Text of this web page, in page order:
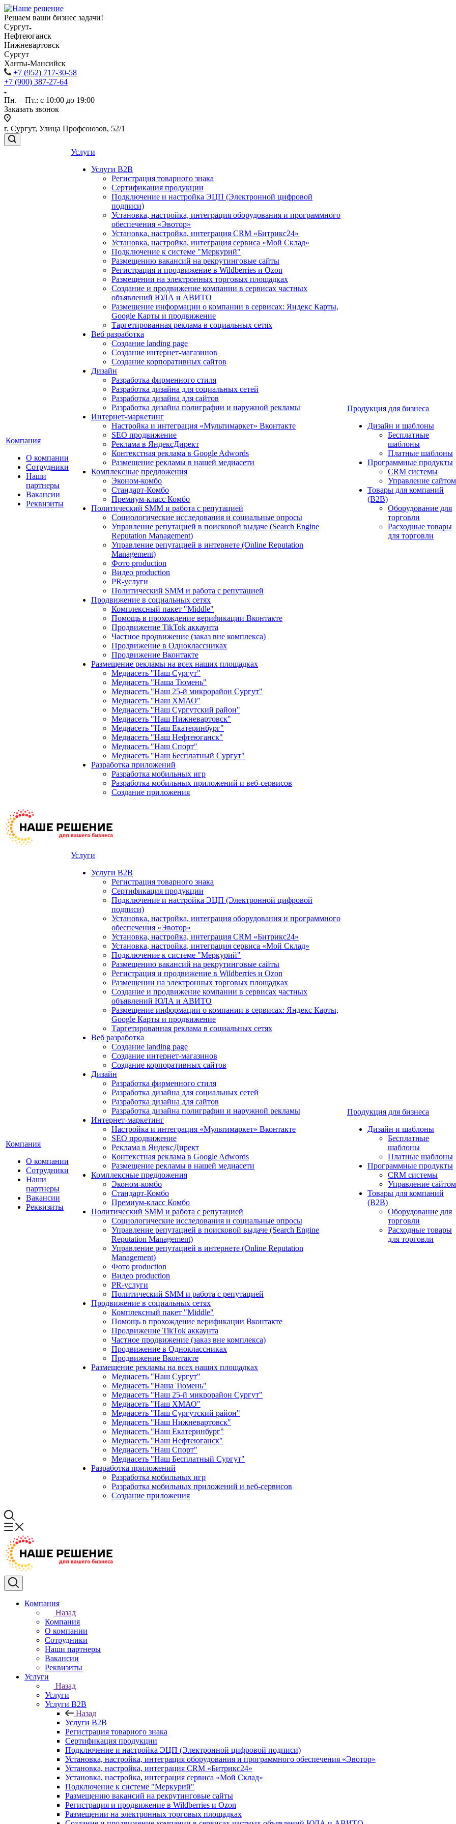
Решаем ваши бизнес задачи!
Сургут
Нефтеюганск
Нижневартовск
Сургут
Ханты-Мансийск
+7 (952) 717-30-58
+7 (900) 387-27-64
Пн. – Пт.: с 10:00 до 19:00
Заказать звонок
г. Сургут, Улица Профсоюзов, 52/1
Компания
О компании
Сотрудники
Наши
партнеры
Вакансии
Реквизиты
Услуги
Услуги B2B
Регистрация товарного знака
Сертификация продукции
Подключение и настройка ЭЦП (Электронной цифровой
подписи)
Установка, настройка, интеграция оборудования и программного
обеспечения «Эвотор»
Установка, настройка, интеграция CRM «Битрикс24»
Установка, настройка, интеграция сервиса «Мой Склад»
Подключение к системе "Меркурий"
Размещению вакансий на рекрутинговые сайты
Регистрация и продвижение в Wildberries и Ozon
Размещении на электронных торговых площадках
Создание и продвижение компании в сервисах частных
объявлений ЮЛА и АВИТО
Размещение информации о компании в сервисах: Яндекс Карты,
Google Карты и продвижение
Таргетированная реклама в социальных сетях
Веб разработка
Создание landing page
Создание интернет-магазинов
Создание корпоративных сайтов
Дизайн
Разработка фирменного стиля
Разработка дизайна для социальных сетей
Разработка дизайна для сайтов
Разработка дизайна полиграфии и наружной рекламы
Интернет-маркетинг
Настройка и интеграция «Мультимаркет» Вконтакте
SEO продвижение
Реклама в ЯндексДирект
Контекстная реклама в Google Adwords
Размещение рекламы в нашей медиасети
Комплексные предложения
Эконом-комбо
Стандарт-Комбо
Премиум-класс Комбо
Политический SMM и работа с репутацией
Социологические исследования и социальные опросы
Управление репутацией в поисковой выдаче (Search Engine
Reputation Management)
Управление репутацией в интернете (Online Reputation
Management)
Фото production
Видео production
PR-услуги
Политический SMM и работа с репутацией
Продвижение в социальных сетях
Комплексный пакет "Middle"
Помощь в прохождение верификации Вконтакте
Продвижение TikTok аккаунта
Частное продвижение (заказ вне комплекса)
Продвижение в Одноклассниках
Продвижение Вконтакте
Размещение рекламы на всех наших площадках
Медиасеть "Наш Сургут"
Медиасеть "Наша Тюмень"
Медиасеть "Наш 25-й микрорайон Сургут"
Медиасеть "Наш ХМАО"
Медиасеть "Наш Сургутский район"
Медиасеть "Наш Нижневартовск"
Медиасеть "Наш Екатеринбург"
Медиасеть "Наш Нефтеюганск"
Медиасеть "Наш Спорт"
Медиасеть "Наш Бесплатный Сургут"
Разработка приложений
Разработка мобильных игр
Разработка мобильных приложений и веб-сервисов
Создание приложения
Продукция для бизнеса
Дизайн и шаблоны
Бесплатные
шаблоны
Платные шаблоны
Программные продукты
CRM системы
Управление сайтом
Товары для компаний
(B2B)
Оборудование для
торговли
Расходные товары
для торговли
Компания
О компании
Сотрудники
Наши
партнеры
Вакансии
Реквизиты
Услуги
Услуги B2B
Регистрация товарного знака
Сертификация продукции
Подключение и настройка ЭЦП (Электронной цифровой
подписи)
Установка, настройка, интеграция оборудования и программного
обеспечения «Эвотор»
Установка, настройка, интеграция CRM «Битрикс24»
Установка, настройка, интеграция сервиса «Мой Склад»
Подключение к системе "Меркурий"
Размещению вакансий на рекрутинговые сайты
Регистрация и продвижение в Wildberries и Ozon
Размещении на электронных торговых площадках
Создание и продвижение компании в сервисах частных
объявлений ЮЛА и АВИТО
Размещение информации о компании в сервисах: Яндекс Карты,
Google Карты и продвижение
Таргетированная реклама в социальных сетях
Веб разработка
Создание landing page
Создание интернет-магазинов
Создание корпоративных сайтов
Дизайн
Разработка фирменного стиля
Разработка дизайна для социальных сетей
Разработка дизайна для сайтов
Разработка дизайна полиграфии и наружной рекламы
Интернет-маркетинг
Настройка и интеграция «Мультимаркет» Вконтакте
SEO продвижение
Реклама в ЯндексДирект
Контекстная реклама в Google Adwords
Размещение рекламы в нашей медиасети
Комплексные предложения
Эконом-комбо
Стандарт-Комбо
Премиум-класс Комбо
Политический SMM и работа с репутацией
Социологические исследования и социальные опросы
Управление репутацией в поисковой выдаче (Search Engine
Reputation Management)
Управление репутацией в интернете (Online Reputation
Management)
Фото production
Видео production
PR-услуги
Политический SMM и работа с репутацией
Продвижение в социальных сетях
Комплексный пакет "Middle"
Помощь в прохождение верификации Вконтакте
Продвижение TikTok аккаунта
Частное продвижение (заказ вне комплекса)
Продвижение в Одноклассниках
Продвижение Вконтакте
Размещение рекламы на всех наших площадках
Медиасеть "Наш Сургут"
Медиасеть "Наша Тюмень"
Медиасеть "Наш 25-й микрорайон Сургут"
Медиасеть "Наш ХМАО"
Медиасеть "Наш Сургутский район"
Медиасеть "Наш Нижневартовск"
Медиасеть "Наш Екатеринбург"
Медиасеть "Наш Нефтеюганск"
Медиасеть "Наш Спорт"
Медиасеть "Наш Бесплатный Сургут"
Разработка приложений
Разработка мобильных игр
Разработка мобильных приложений и веб-сервисов
Создание приложения
Продукция для бизнеса
Дизайн и шаблоны
Бесплатные
шаблоны
Платные шаблоны
Программные продукты
CRM системы
Управление сайтом
Товары для компаний
(B2B)
Оборудование для
торговли
Расходные товары
для торговли
Компания
Назад
Компания
О компании
Сотрудники
Наши партнеры
Вакансии
Реквизиты
Услуги
Назад
Услуги
Услуги B2B
Назад
Услуги B2B
Регистрация товарного знака
Сертификация продукции
Подключение и настройка ЭЦП (Электронной цифровой подписи)
Установка, настройка, интеграция оборудования и программного обеспечения «Эвотор»
Установка, настройка, интеграция CRM «Битрикс24»
Установка, настройка, интеграция сервиса «Мой Склад»
Подключение к системе "Меркурий"
Размещению вакансий на рекрутинговые сайты
Регистрация и продвижение в Wildberries и Ozon
Размещении на электронных торговых площадках